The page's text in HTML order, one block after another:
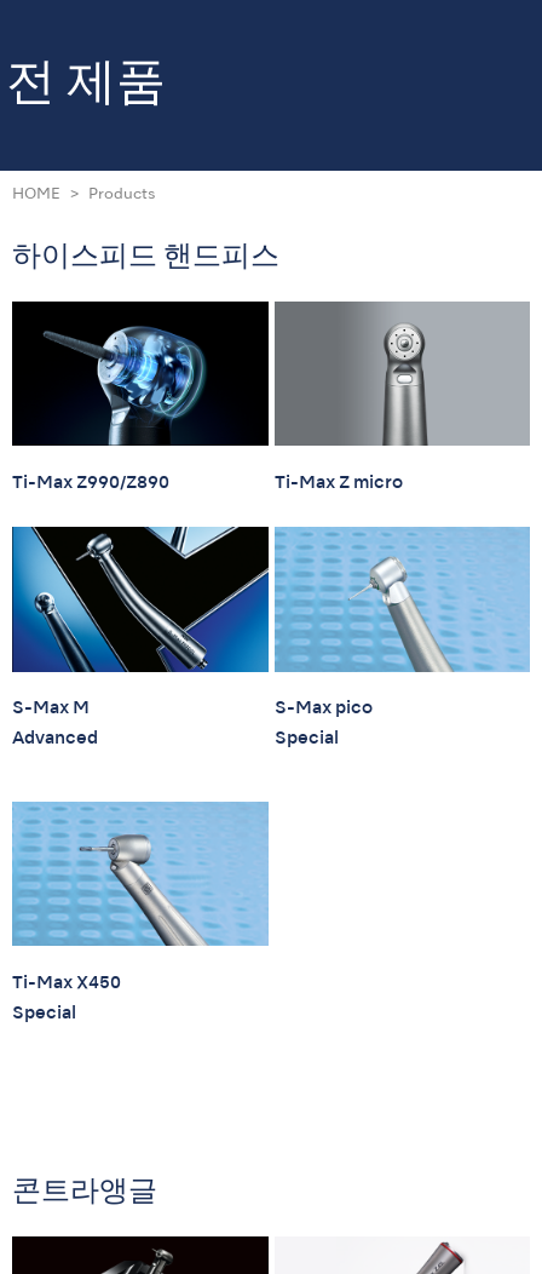
전 제품
HOME Products
하이스피드 핸드피스
Ti-Max Z990/Z890 Ti-Max Z micro
S-Max M
Advanced
S-Max pico
Special
Ti-Max X450
Special
콘트라앵글